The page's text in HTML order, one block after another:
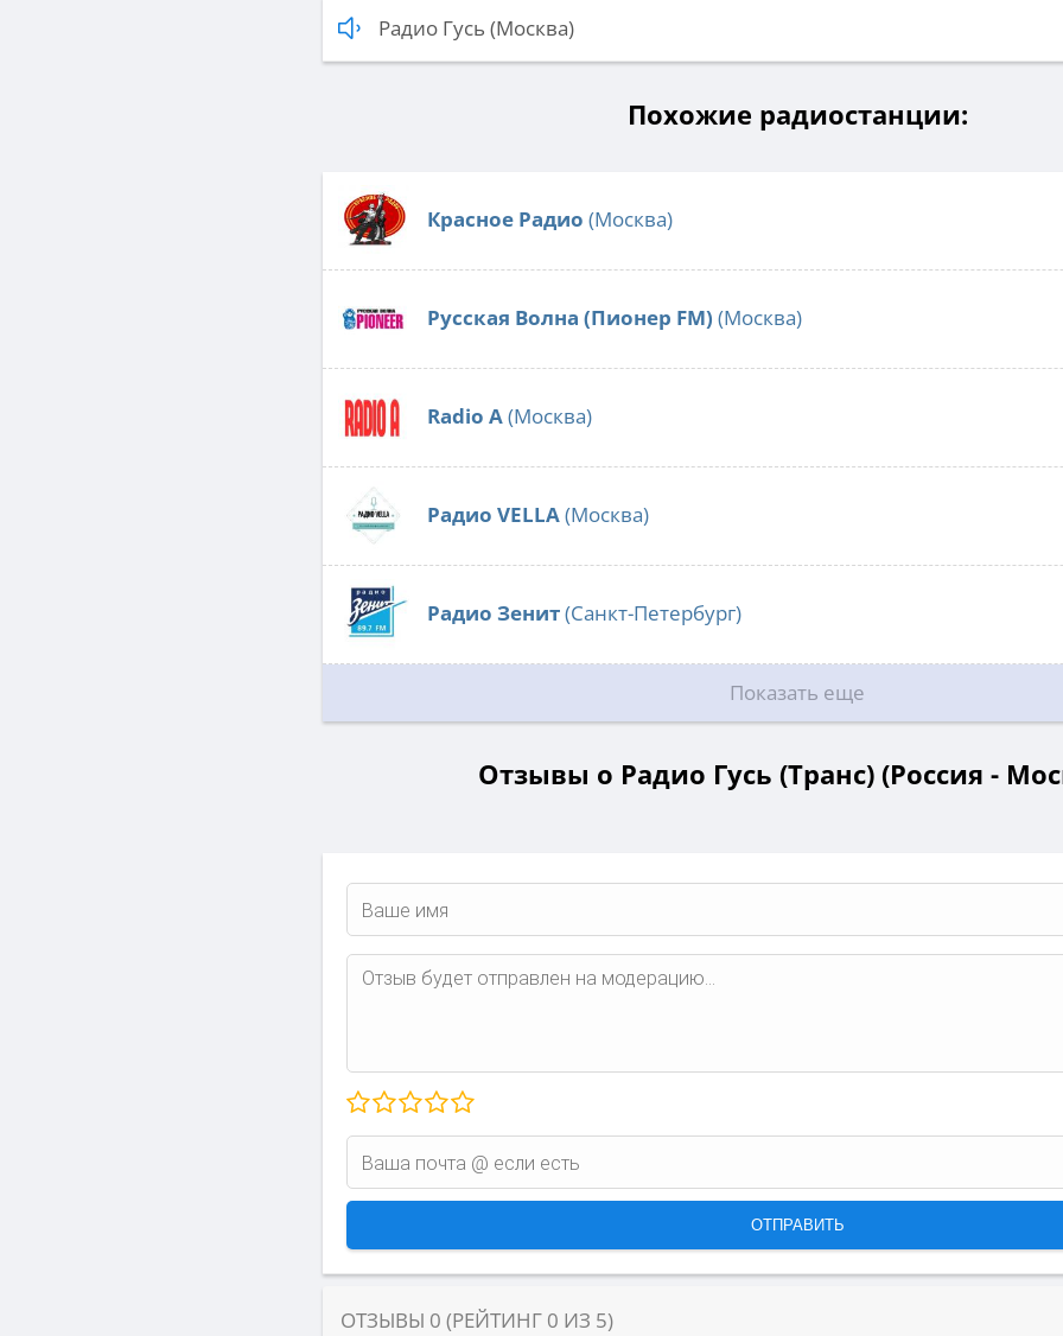
Радио Гусь (Москва)
Похожие радиостанции:
Красное Радио (Москва)
Русская Волна (Пионер FM) (Москва)
Radio А(Москва)
Радио VELLA(Москва)
Радио Зенит(Санкт-Петербург)
Показать еще
Отзывы о Радио Гусь (Транс) (Россия -
ОТЗЫВЫ 0 (РЕЙТИНГ 0 ИЗ 5)